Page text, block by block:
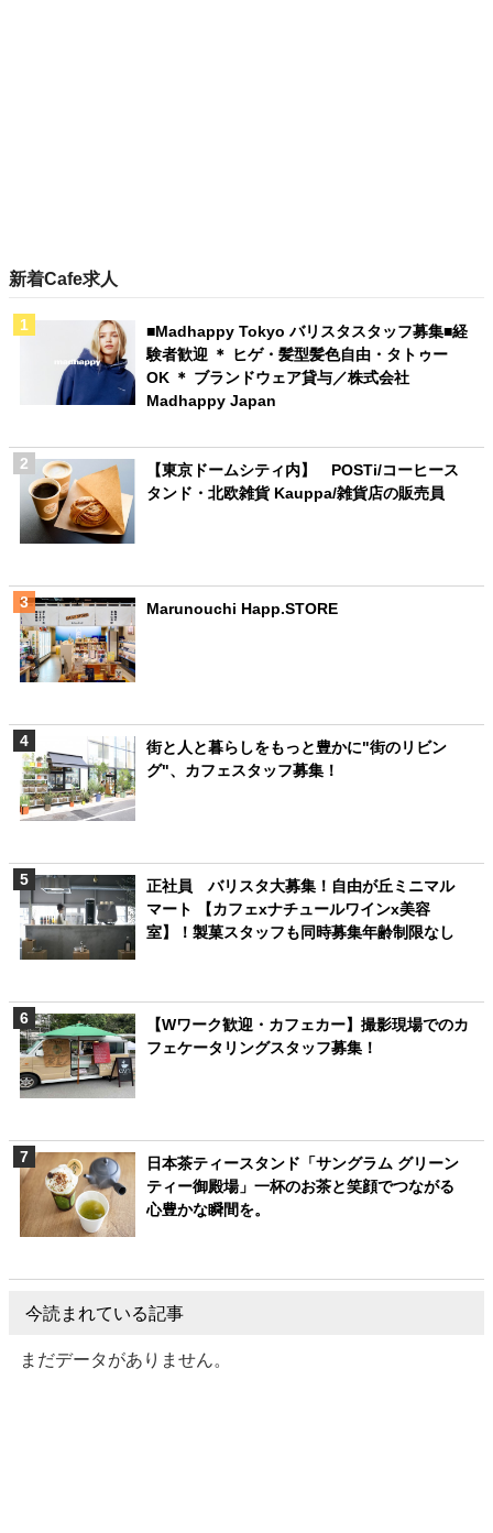
新着Cafe求人
■Madhappy Tokyo バリスタスタッフ募集■経
験者歓迎 ＊ ヒゲ・髪型髪色自由・タトゥー
OK ＊ ブランドウェア貸与／株式会社
Madhappy Japan
【東京ドームシティ内】 POSTi/コーヒース
タンド・北欧雑貨 Kauppa/雑貨店の販売員
Marunouchi Happ.STORE
街と人と暮らしをもっと豊かに"街のリビン
グ"、カフェスタッフ募集！
正社員 バリスタ大募集！自由が丘ミニマル
マート 【カフェxナチュールワインx美容
室】！製菓スタッフも同時募集年齢制限なし
【Wワーク歓迎・カフェカー】撮影現場でのカ
フェケータリングスタッフ募集！
日本茶ティースタンド「サングラム グリーン
ティー御殿場」一杯のお茶と笑顔でつながる
心豊かな瞬間を。
今読まれている記事
まだデータがありません。